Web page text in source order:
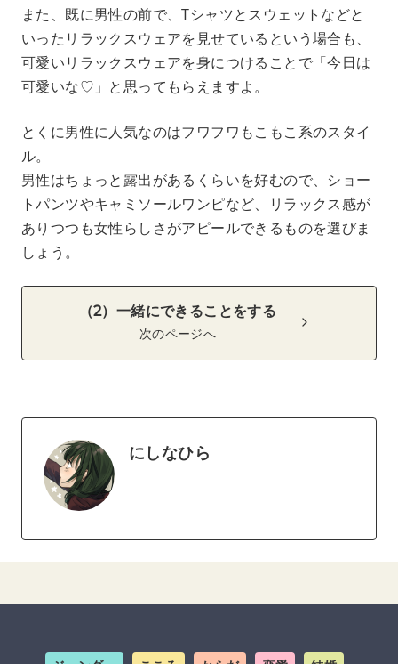
また、既に男性の前で、Tシャツとスウェットなどと
いったリラックスウェアを見せているという場合も、
可愛いリラックスウェアを身につけることで「今日は
可愛いな♡」と思ってもらえますよ。
とくに男性に人気なのはフワフワもこもこ系のスタイ
ル。
男性はちょっと露出があるくらいを好むので、ショー
トパンツやキャミソールワンピなど、リラックス感が
ありつつも女性らしさがアピールできるものを選びま
しょう。
（2）一緒にできることをする
次のページへ
にしなひら